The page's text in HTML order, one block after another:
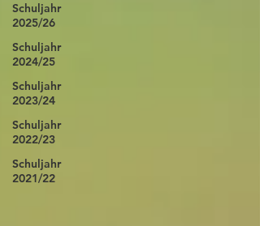
Schuljahr
2025/26
Schuljahr
2024/25
Schuljahr
2023/24
Schuljahr
2022/23
Schuljahr
2021/22